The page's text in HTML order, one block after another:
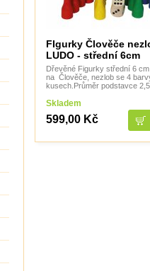
FIgurky Člověče
LUDO - střední 6cm
Dřevěné Figurky střední 6 cm
na Člověče, nezlob se 4
kusech.Průměr podstavce
Skladem
599,00 Kč